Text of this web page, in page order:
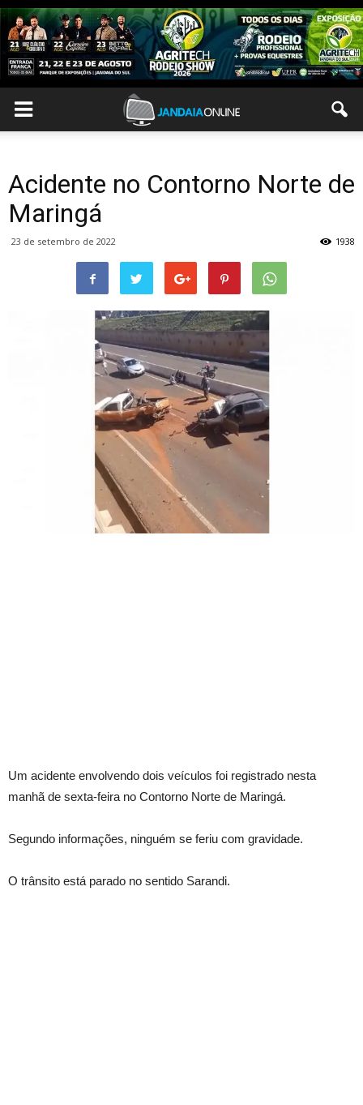
Acidente no Contorno Norte de
Maringá
23 de setembro de 2022 1938
Um acidente envolvendo dois veículos foi registrado nesta
manhã de sexta-feira no Contorno Norte de Maringá.
Segundo informações, ninguém se feriu com gravidade.
O trânsito está parado no sentido Sarandi.